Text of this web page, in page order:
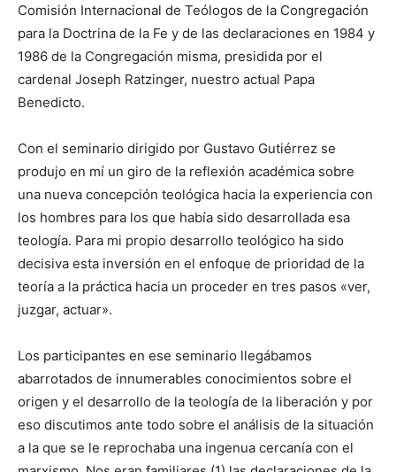
Comisión Internacional de Teólogos de la Congregación
para la Doctrina de la Fe y de las declaraciones en 1984 y
1986 de la Congregación misma, presidida por el
cardenal Joseph Ratzinger, nuestro actual Papa
Benedicto.
Con el seminario dirigido por Gustavo Gutiérrez se
produjo en mí un giro de la reflexión académica sobre
una nueva concepción teológica hacia la experiencia con
los hombres para los que había sido desarrollada esa
teología. Para mi propio desarrollo teológico ha sido
decisiva esta inversión en el enfoque de prioridad de la
teoría a la práctica hacia un proceder en tres pasos «ver,
juzgar, actuar».
Los participantes en ese seminario llegábamos
abarrotados de innumerables conocimientos sobre el
origen y el desarrollo de la teología de la liberación y por
eso discutimos ante todo sobre el análisis de la situación
a la que se le reprochaba una ingenua cercanía con el